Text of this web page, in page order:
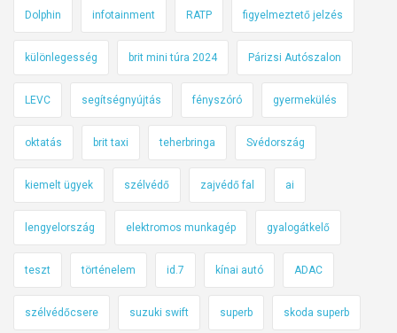
Dolphin infotainment RATP figyelmeztető jelzés
különlegesség brit mini túra 2024 Párizsi Autószalon
LEVC segítségnyújtás fényszóró gyermekülés
oktatás brit taxi teherbringa Svédország
kiemelt ügyek szélvédő zajvédő fal ai
lengyelország elektromos munkagép gyalogátkelő
teszt történelem id.7 kínai autó ADAC
szélvédőcsere suzuki swift superb skoda superb